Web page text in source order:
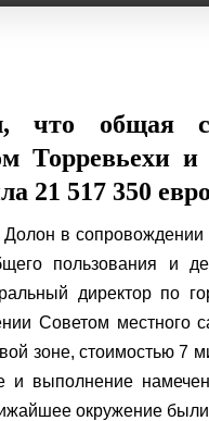
что общая
Торревьехи
21 517 350
в
пользования и
директор по
Советом местного
зоне, стоимостью 7
и выполнение
окружение